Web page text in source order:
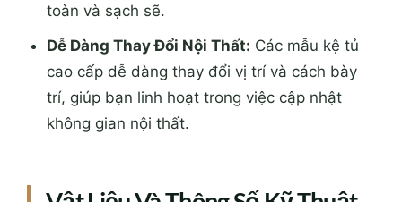
toàn và sạch sẽ.
Dễ Dàng Thay Đổi Nội Thất: Các mẫu kệ tủ
cao cấp dễ dàng thay đổi vị trí và cách bày
trí, giúp bạn linh hoạt trong việc cập nhật
không gian nội thất.